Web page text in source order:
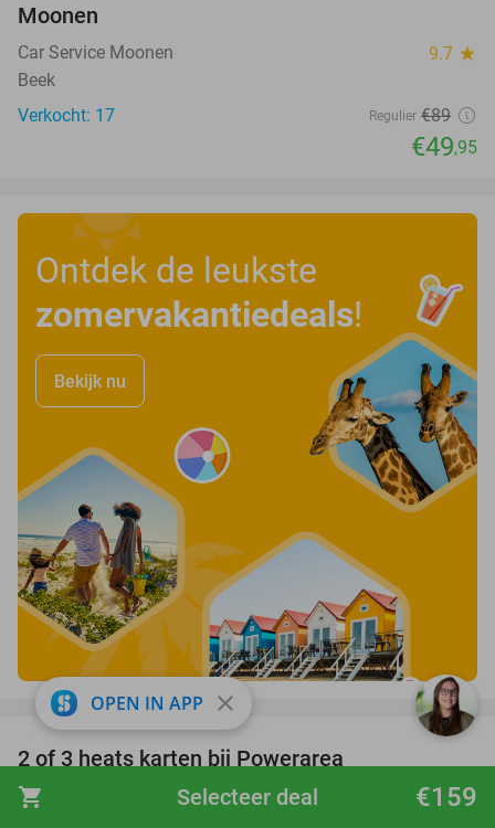
shopping_cart €159
Selecteer deal
Moonen
Car Service Moonen 9.7 star
Beek
Verkocht: 17
Regulier €89
€49,95
Ontdek de leukste
zomervakantiedeals!
Bekijk nu
32%
favorite_border
2 of 3 heats karten bij Powerarea
Powerarea 9.3star
OPEN IN APP close